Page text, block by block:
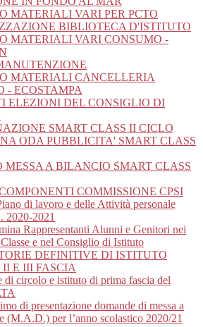
MATERIALI VARI PER PCTO
BIBLIOTECA D'ISTITUTO
MATERIALI VARI CONSUMO -
MATERIALI CANCELLERIA
- ECOSTAMPA
ELEZIONI DEL CONSIGLIO DI
SMART CLASS II CICLO
ODA PUBBLICITA' SMART CLASS
MESSA A BILANCIO SMART CLASS
COMMISSIONE CPSI
di lavoro e delle Attività personale
2020-2021
Rappresentanti Alunni e Genitori nei
e nel Consiglio di Istituto
DEFINITIVE DI ISTITUTO
E III FASCIA
di circolo e istituto di prima fascia del
di presentazione domande di messa a
(M.A.D.) per l’anno scolastico 2020/21